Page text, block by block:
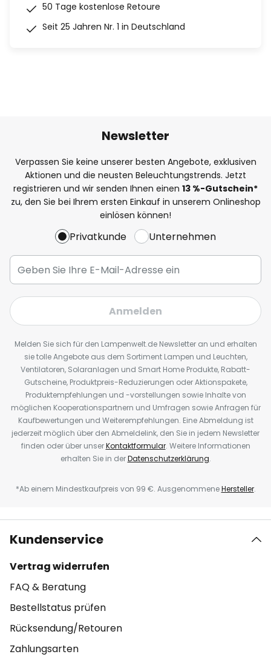
50 Tage kostenlose Retoure
Seit 25 Jahren Nr. 1 in Deutschland
Newsletter
Verpassen Sie keine unserer besten Angebote, exklusiven
Aktionen und die neusten Beleuchtungstrends. Jetzt
registrieren und wir senden Ihnen einen 13 %-Gutschein*
zu, den Sie bei Ihrem ersten Einkauf in unserem Onlineshop
einlösen können!
Privatkunde Unternehmen
Anmelden
Melden Sie sich für den Lampenwelt.de Newsletter an und erhalten
sie tolle Angebote aus dem Sortiment Lampen und Leuchten,
Ventilatoren, Solaranlagen und Smart Home Produkte, Rabatt-
Gutscheine, Produktpreis-Reduzierungen oder Aktionspakete,
Produktempfehlungen und -vorstellungen sowie Inhalte von
möglichen Kooperationspartnern und Umfragen sowie Anfragen für
Kaufbewertungen und Weiterempfehlungen. Eine Abmeldung ist
jederzeit möglich über den Abmeldelink, den Sie in jedem Newsletter
finden oder über unserKontaktformular. Weitere Informationen
erhalten Sie in derDatenschutzerklärung.
*Ab einem Mindestkaufpreis von 99 €. AusgenommeneHersteller.
Kundenservice
Vertrag widerrufen
FAQ & Beratung
Bestellstatus prüfen
Rücksendung/Retouren
Zahlungsarten